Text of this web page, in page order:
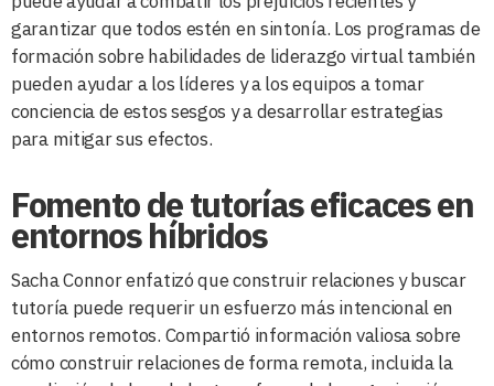
garantizar que todos estén en sintonía. Los programas de
formación sobre habilidades de liderazgo virtual también
pueden ayudar a los líderes y a los equipos a tomar
conciencia de estos sesgos y a desarrollar estrategias
para mitigar sus efectos.
Fomento de tutorías eficaces en
entornos híbridos
Sacha Connor enfatizó que construir relaciones y buscar
tutoría puede requerir un esfuerzo más intencional en
entornos remotos. Compartió información valiosa sobre
cómo construir relaciones de forma remota, incluida la